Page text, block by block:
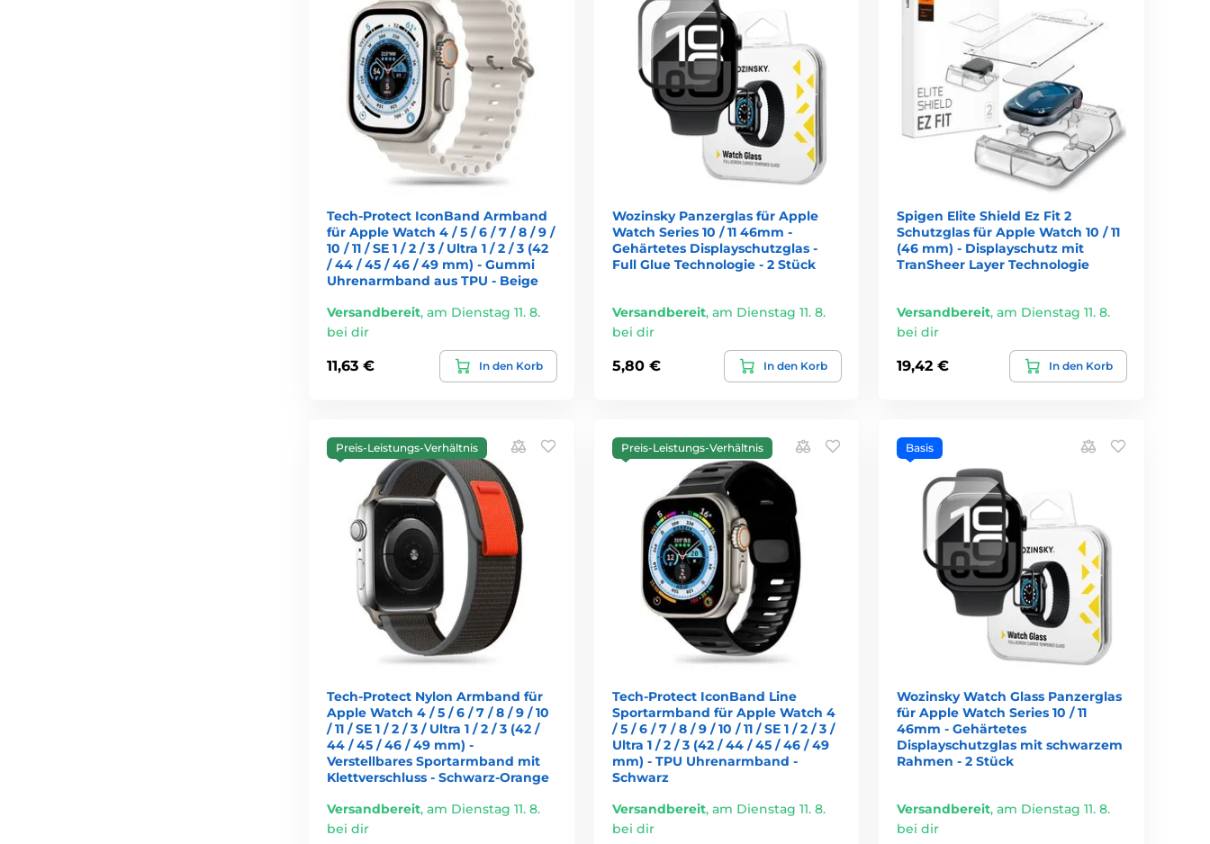
Tech-Protect IconBand Armband
für Apple Watch 4 / 5 / 6 / 7 / 8 / 9 /
10 / 11 / SE 1 / 2 / 3 / Ultra 1 / 2 / 3 (42
/ 44 / 45 / 46 / 49 mm) - Gummi
Uhrenarmband aus TPU - Beige
Versandbereit, am Dienstag 11. 8.
bei dir
11,63 € In den Korb
Wozinsky Panzerglas für Apple
Watch Series 10 / 11 46mm -
Gehärtetes Displayschutzglas -
Full Glue Technologie - 2 Stück
Versandbereit, am Dienstag 11. 8.
bei dir
5,80 € In den Korb
Spigen Elite Shield Ez Fit 2
Schutzglas für Apple Watch 10 / 11
(46 mm) - Displayschutz mit
TranSheer Layer Technologie
Versandbereit,am Dienstag 11. 8.
bei dir
19,42 € In den Korb
Preis-Leistungs-Verhältnis
Tech-Protect Nylon Armband für
Apple Watch 4 / 5 / 6 / 7 / 8 / 9 / 10
/ 11 / SE 1 / 2 / 3 / Ultra 1 / 2 / 3 (42 /
44 / 45 / 46 / 49 mm) -
Verstellbares Sportarmband mit
Klettverschluss - Schwarz-Orange
Versandbereit, am Dienstag 11. 8.
bei dir
Preis-Leistungs-Verhältnis
Tech-Protect IconBand Line
Sportarmband für Apple Watch 4
/ 5 / 6 / 7 / 8 / 9 / 10 / 11 / SE 1 / 2 / 3 /
Ultra 1 / 2 / 3 (42 / 44 / 45 / 46 / 49
mm) - TPU Uhrenarmband -
Schwarz
Versandbereit, am Dienstag 11. 8.
bei dir
Basis
Wozinsky Watch Glass Panzerglas
für Apple Watch Series 10 / 11
46mm - Gehärtetes
Displayschutzglas mit schwarzem
Rahmen - 2 Stück
Versandbereit,am Dienstag 11. 8.
bei dir